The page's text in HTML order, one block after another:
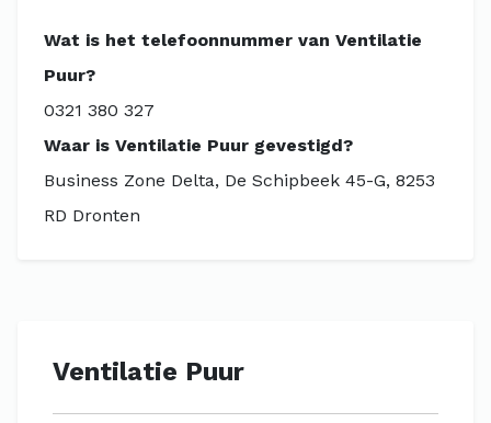
Wat is het telefoonnummer van Ventilatie
Puur?
0321 380 327
Waar is Ventilatie Puur gevestigd?
Business Zone Delta, De Schipbeek 45-G, 8253
RD Dronten
Ventilatie Puur